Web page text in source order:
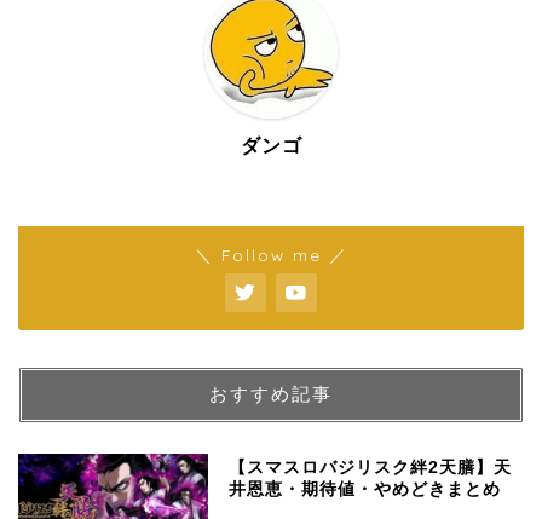
ダンゴ
＼ Follow me ／
おすすめ記事
【スマスロバジリスク絆2天膳】天
井恩恵・期待値・やめどきまとめ